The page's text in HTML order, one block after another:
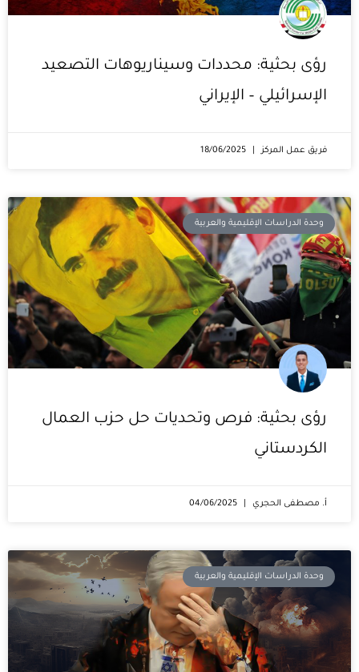
رؤى بحثية: محددات وسيناريوهات التصعيد
الإسرائيلي – الإيراني
فريق عمل المركز
وحدة الدراسات الإقليمية والعربية
رؤى بحثية: فرص وتحديات حل حزب العمال
الكردستاني
أ. مصطفى الحجري
وحدة الدراسات الإقليمية والعربية